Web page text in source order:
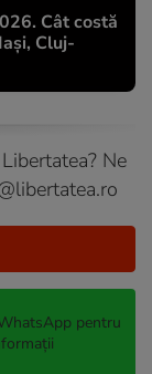
Cât costă
Cluj-
Ne
pentru